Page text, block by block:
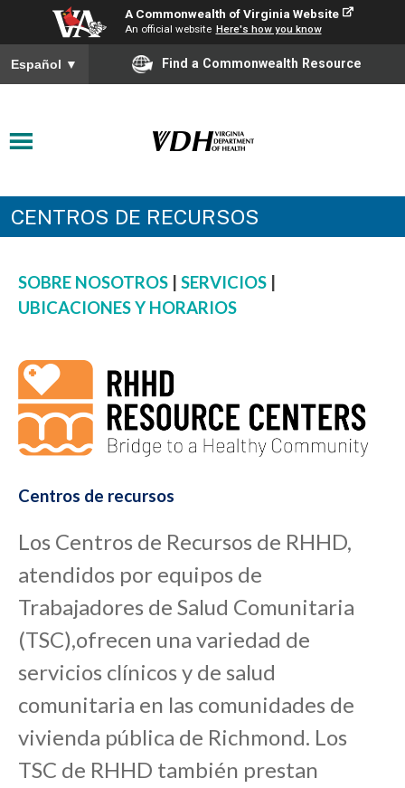
A Commonwealth of Virginia Website
An official website Here's how you know
Español ▼ Find a Commonwealth Resource
CENTROS DE RECURSOS
SOBRE NOSOTROS SERVICIOS
UBICACIONES Y HORARIOS
Centros de recursos
Los Centros de Recursos de RHHD,
atendidos por equipos de
Trabajadores de Salud Comunitaria
(TSC),ofrecen una variedad de
servicios clínicos y de salud
comunitaria en las comunidades de
vivienda pública de Richmond. Los
TSC de RHHD también prestan